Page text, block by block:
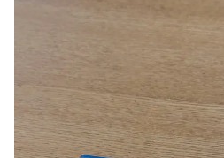
ファングッズ
ステッカー
紙製品
全商品